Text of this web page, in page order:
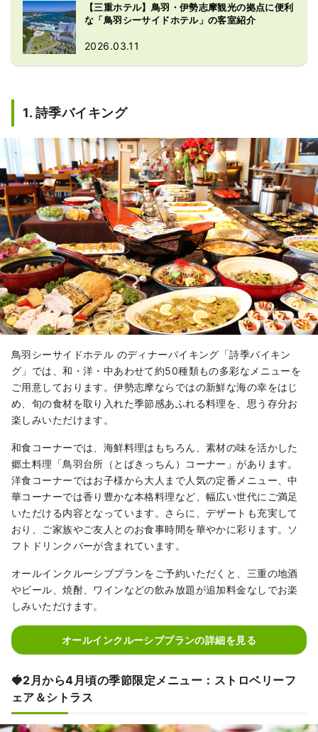
【三重ホテル】鳥羽・伊勢志摩観光の拠点に便利
な「鳥羽シーサイドホテル」の客室紹介
2026.03.11
1. 詩季バイキング
鳥羽シーサイドホテル のディナーバイキング「詩季バイキン
グ」では、和・洋・中あわせて約50種類もの多彩なメニューを
ご用意しております。伊勢志摩ならではの新鮮な海の幸をはじ
め、旬の食材を取り入れた季節感あふれる料理を、思う存分お
楽しみいただけます。
和食コーナーでは、海鮮料理はもちろん、素材の味を活かした
郷土料理「鳥羽台所（とばきっちん）コーナー」があります。
洋食コーナーではお子様から大人まで人気の定番メニュー、中
華コーナーでは香り豊かな本格料理など、幅広い世代にご満足
いただける内容となっています。さらに、デザートも充実して
おり、ご家族やご友人とのお食事時間を華やかに彩ります。ソ
フトドリンクバーが含まれています。
オールインクルーシブプランをご予約いただくと、三重の地酒
やビール、焼酎、ワインなどの飲み放題が追加料金なしでお楽
しみいただけます。
オールインクルーシブプランの詳細を見る
🍓2月から4月頃の季節限定メニュー：ストロベリーフ
ェア＆シトラス